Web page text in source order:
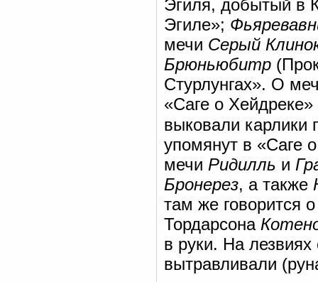
Эгиля, добытый в
Эгиле»;
мечи Серый
Брюньюбитр
Стурлунгах». О
«Саге о
выковали карлики
упомянут в «Саге
мечи Ридилль и
Бронерез, а также
там же говорится
Тордарсона
в руки. На
вытравливали